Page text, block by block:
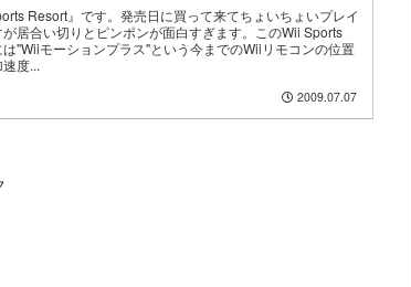
Resort』です。発売日に買って来てちょいちょいプレイ
が居合い切りとピンポンが面白すぎます。このWii Sports
"Wiiモーションプラス"という今までのWiiリモコンの位置
度...
2009.07.07